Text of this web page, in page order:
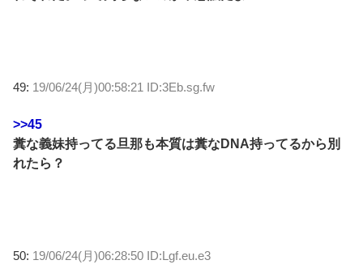
49: 19/06/24(月)00:58:21 ID:3Eb.sg.fw
>>45
糞な義妹持ってる旦那も本質は糞なDNA持ってるから別
れたら？
50: 19/06/24(月)06:28:50 ID:Lgf.eu.e3